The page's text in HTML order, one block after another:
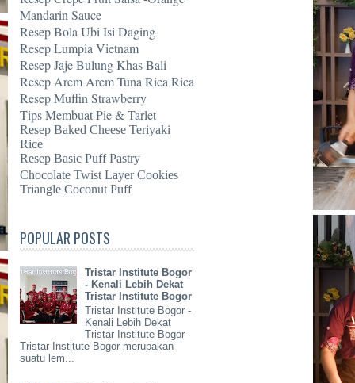
Mandarin Sauce
Resep Bola Ubi Isi Daging
Resep Lumpia Vietnam
Resep Jaje Bulung Khas Bali
Resep Arem Arem Tuna Rica Rica
Resep Muffin Strawberry
Tips Membuat Pie & Tarlet
Resep Baked Cheese Teriyaki
Rice
Resep Basic Puff Pastry
Chocolate Twist Layer Cookies
Triangle Coconut Puff
POPULAR POSTS
Tristar Institute Bogor
- Kenali Lebih Dekat
Tristar Institute Bogor
Tristar Institute Bogor -
Kenali Lebih Dekat
Tristar Institute Bogor
Tristar Institute Bogor merupakan
suatu lem...